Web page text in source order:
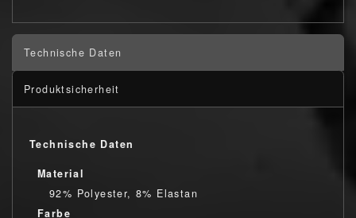
Technische Daten
Produktsicherheit
Technische Daten
Material
92% Polyester, 8% Elastan
Farbe